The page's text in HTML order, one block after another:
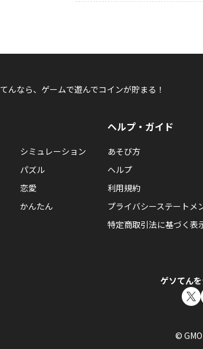
んなら、ゲームで遊んでコインが貯まる！
シミュレーション
パズル
恋愛
かんたん
ヘルプ・ガイド
あそび方
ヘルプ
利用規約
プライバシーステートメ
特定商取引法に基づく表
ゲソてん
©